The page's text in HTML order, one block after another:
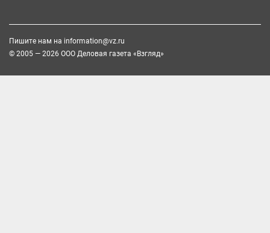
Пишите нам на information@vz.ru
© 2005 — 2026 ООО Деловая газета «Взгляд»